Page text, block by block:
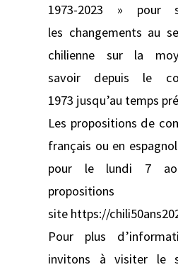
1973-2023 » pour
les changements au
chilienne sur la
savoir depuis le
1973 jusqu’au temps
Les propositions de
français ou en
pour le lundi 7
site https://
Pour plus
invitons à visiter le